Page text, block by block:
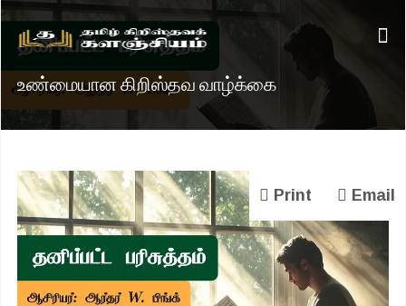
உண்மையான கிறிஸ்தவ வாழ்க்கை
Print Email